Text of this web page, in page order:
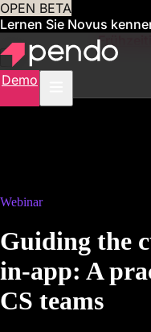
OPEN BETA
Lernen Sie Novus
für Sie verwaltet
Demo
Webinar
Guiding the
in-app: A
CS teams